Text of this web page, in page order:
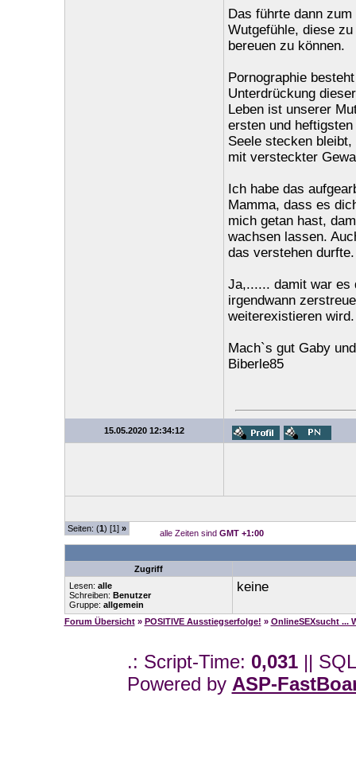
Das führte dann
Wutgefühle, diese
bereuen zu können.
Pornographie
Unterdrückung
Leben ist unserer
ersten und
Seele stecken
mit versteckter
Ich habe das
Mamma, dass es
mich getan hast,
wachsen lassen.
das verstehen durfte.
Ja,...... damit war es
irgendwann
weiterexistieren wird.
Mach`s gut Gaby
Biberle85
15.05.2020 12:34:12
Seiten: (1) [1] » alle Zeiten sind GMT +1:00
Zugriff
Lesen: alle
Schreiben: Benutzer
Gruppe: allgemein
keine
Forum Übersicht » POSITIVE Ausstiegserfolge! » OnlineSEXsucht ...
.: Script-Time: 0,031||
Powered by ASP-